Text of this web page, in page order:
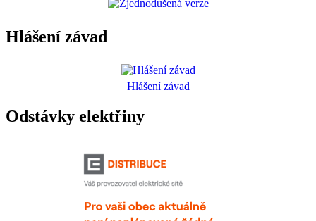
Hlášení závad
Hlášení závad
Odstávky elektřiny